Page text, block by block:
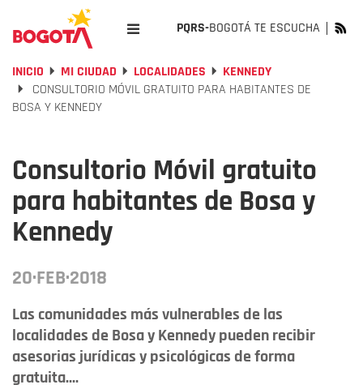
PQRS-BOGOTÁ TE ESCUCHA
INICIO MI CIUDAD LOCALIDADES
KENNEDY
CONSULTORIO MÓVIL GRATUITO PARA HABITANTES DE
BOSA Y KENNEDY
Consultorio Móvil gratuito
para habitantes de Bosa y
Kennedy
20·FEB·2018
Las comunidades más vulnerables de las
localidades de Bosa y Kennedy pueden recibir
asesorias jurídicas y psicológicas de forma
gratuita....